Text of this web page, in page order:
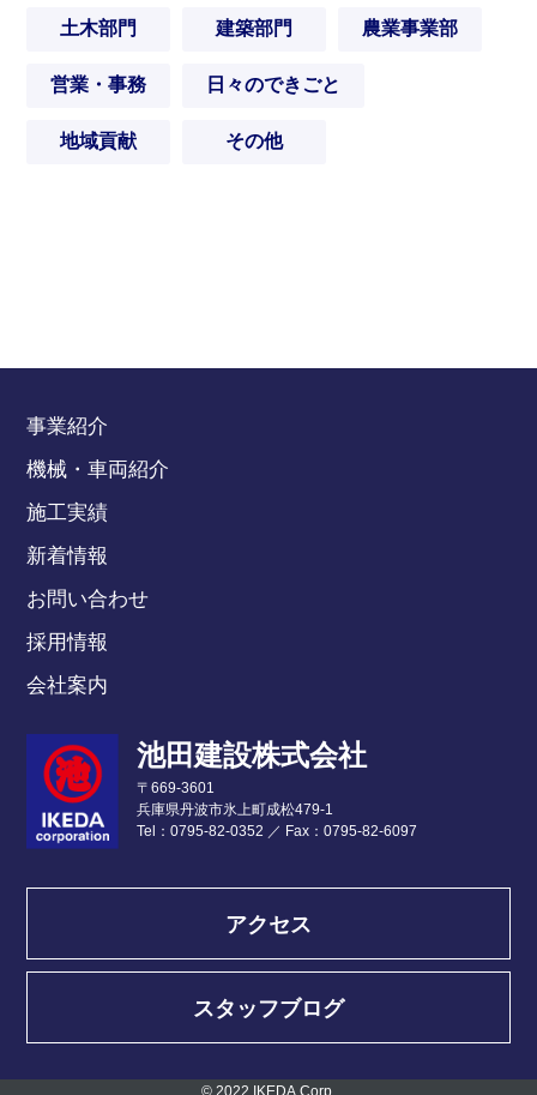
土木部門 建築部門 農業事業部
営業・事務 日々のできごと
地域貢献 その他
池田建設株式会社
〒669-3601
兵庫県丹波市氷上町成松479-1
Tel：0795-82-0352 ／ Fax：0795-82-6097
アクセス
スタッフブログ
事業紹介
機械・車両紹介
施工実績
新着情報
お問い合わせ
採用情報
会社案内
© 2022 IKEDA Corp.